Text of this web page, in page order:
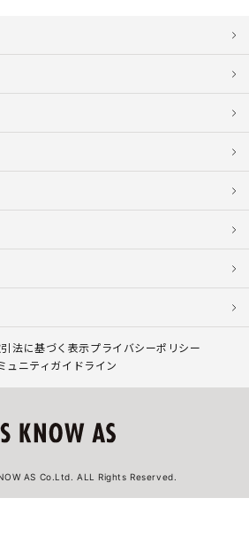
法に基づく表示プライバシーポリシー
ュニティガイドライン
AS Co.Ltd. ALL Rights Reserved.